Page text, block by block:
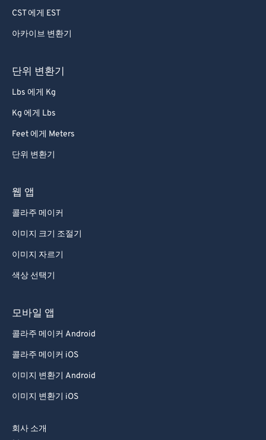
CST 에게 EST
아카이브 변환기
단위 변환기
Lbs 에게 Kg
Kg 에게 Lbs
Feet 에게 Meters
단위 변환기
웹 앱
콜라주 메이커
이미지 크기 조절기
이미지 자르기
색상 선택기
모바일 앱
콜라주 메이커 Android
콜라주 메이커 iOS
이미지 변환기 Android
이미지 변환기 iOS
회사 소개